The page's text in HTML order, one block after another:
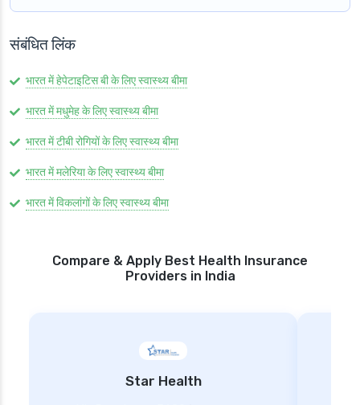
संबंधित लिंक
भारत में हेपेटाइटिस बी के लिए स्वास्थ्य बीमा
भारत में मधुमेह के लिए स्वास्थ्य बीमा
भारत में टीबी रोगियों के लिए स्वास्थ्य बीमा
भारत में मलेरिया के लिए स्वास्थ्य बीमा
भारत में विकलांगों के लिए स्वास्थ्य बीमा
Compare & Apply Best Health Insurance
Providers in India
Star Health